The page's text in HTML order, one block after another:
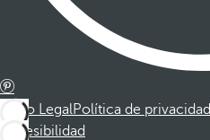
Aviso LegalPolítica de privacidad
Accesibilidad